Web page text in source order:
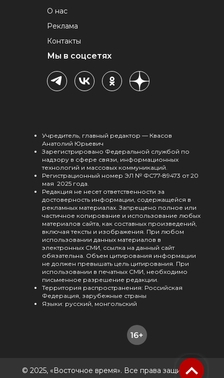
О нас
Реклама
Контакты
Мы в соцсетях
Учредитель, главный редактор — Квасов
Анатолий Юрьевич
Зарегистрировано Федеральной службой по
надзору в сфере связи, информационных
технологий и массовых коммуникаций.
Регистрационный номер ЭЛ № ФС77-89473 от 20
мая 2025 года.
Редакция не несет ответственности за
достоверность информации, содержащейся в
рекламных материалах. Запрещено полное или
частичное копирование и использование любых
материалов сайта, как составных произведений,
включая тексты и изображения. При любом
использовании данных материалов в
электронных СМИ, ссылка на данный сайт
обязательна. Объем цитирования информации
не должен превышать цель цитирования. При
использовании в печатных СМИ, необходимо
письменное разрешение редакции.
Территория распространения: Российская
Федерация, зарубежные страны
Языки: русский, монгольский
© 2025, «Восточное время». Все права защищены.